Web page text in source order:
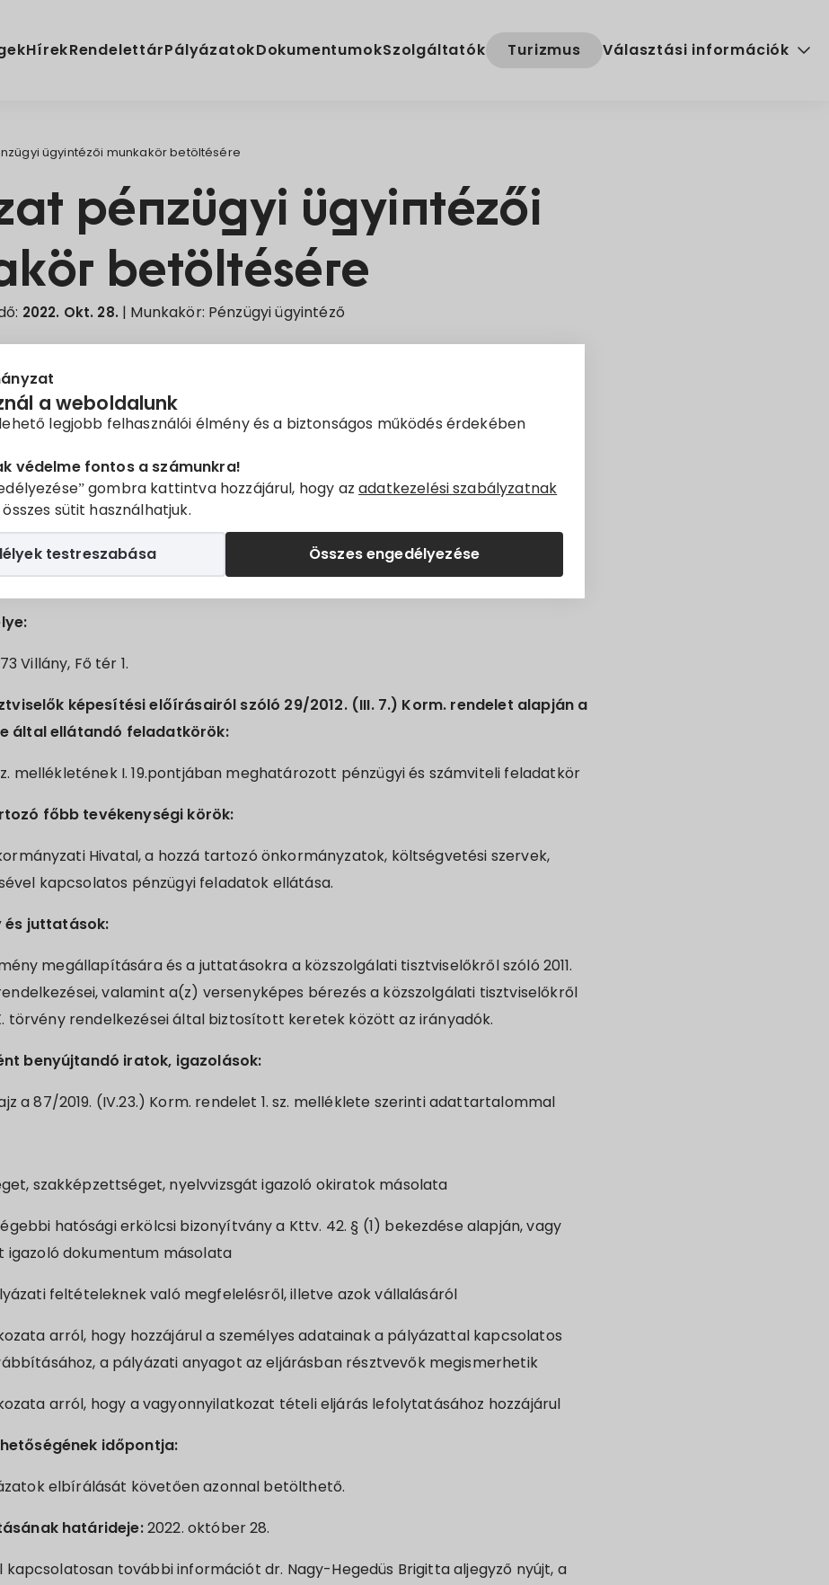
a weboldalunk
legjobb felhasználói élmény és a biztonságos működés érdekében
védelme fontos a számunkra!
gombra kattintva hozzájárul, hogy azadatkezelési szabályzatnak
sütit használhatjuk.
Összes engedélyezése
testreszabása
HírekRendelettárPályázatokDokumentumokSzolgáltatók Turizmus Választási információk
ügyintézői munkakör betöltésére
pénzügyi ügyintézői
betöltésére
2022. Okt. 28. | Munkakör: Pénzügyi ügyintéző
Hivatal a közszolgálati tisztviselőkről szóló 2011. évi CXCIX.
alapján pályázatot hirdet Villányi Közös Önkormányzati Hivatal
munkakör betöltésére.
időtartama:
jogviszony
Villány, Fő tér 1.
képesítési előírásairól szóló 29/2012. (III. 7.) Korm. rendelet alapján a
által ellátandó feladatkörök:
mellékletének I. 19.pontjában meghatározott pénzügyi és számviteli feladatkör
főbb tevékenységi körök:
Hivatal, a hozzá tartozó önkormányzatok, költségvetési szervek,
kapcsolatos pénzügyi feladatok ellátása.
és juttatások:
megállapítására és a juttatásokra a közszolgálati tisztviselőkről szóló 2011.
valamint a(z) versenyképes bérezés a közszolgálati tisztviselőkről
törvény rendelkezései által biztosított keretek között az irányadók.
benyújtandó iratok, igazolások:
a 87/2019. (IV.23.) Korm. rendelet 1. sz. melléklete szerinti adattartalommal
szakképzettséget, nyelvvizsgát igazoló okiratok másolata
hatósági erkölcsi bizonyítvány a Kttv. 42. § (1) bekezdése alapján, vagy
igazoló dokumentum másolata
feltételeknek való megfelelésről, illetve azok vállalásáról
arról, hogy hozzájárul a személyes adatainak a pályázattal kapcsolatos
a pályázati anyagot az eljárásban résztvevők megismerhetik
arról, hogy a vagyonnyilatkozat tételi eljárás lefolytatásához hozzájárul
időpontja:
elbírálását követően azonnal betölthető.
határideje:2022. október 28.
kapcsolatosan további információt dr. Nagy-Hegedüs Brigitta aljegyző nyújt, a